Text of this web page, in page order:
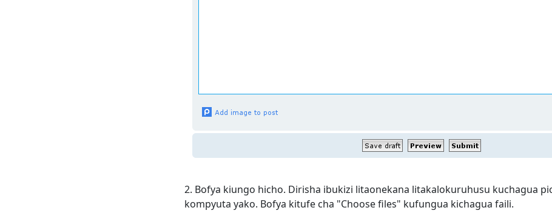
Bofya kiungo hicho. Dirisha ibukizi litaonekana litakalokuruhusu kuchagua
kompyuta yako. Bofya kitufe cha "Choose files" kufungua kichagua faili.